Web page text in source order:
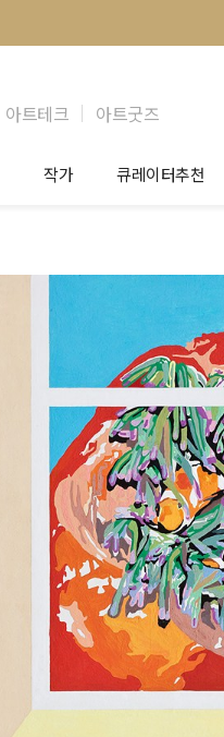
아트테크 아트굿즈
작가
작가공모
큐레이터추천
작품선택 Tip
그림인테리어 Tip
테마별 추천